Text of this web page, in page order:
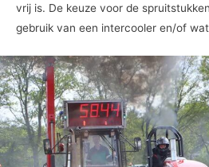
vrij is. De keuze voor de
gebruik van een intercooler en/of